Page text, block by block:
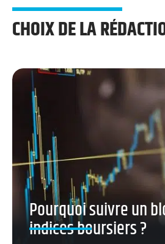
CHOIX DE LA
Pourquoi suivre un
indices boursiers ?